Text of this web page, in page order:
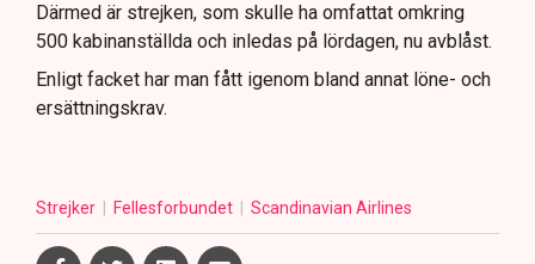
Därmed är strejken, som skulle ha omfattat omkring
500 kabinanställda och inledas på lördagen, nu avblåst.
Enligt facket har man fått igenom bland annat löne- och
ersättningskrav.
Strejker Fellesforbundet Scandinavian Airlines